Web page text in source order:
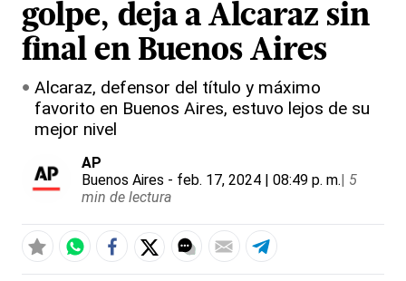
golpe, deja a Alcaraz sin
final en Buenos Aires
Alcaraz, defensor del título y máximo
favorito en Buenos Aires, estuvo lejos de su
mejor nivel
AP
Buenos Aires - feb. 17, 2024 | 08:49 p. m.| 5
min de lectura